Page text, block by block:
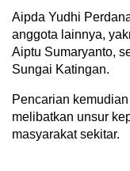
Aipda Yudhi
anggota lainnya,
Aiptu Sumaryanto,
Sungai Katingan.
Pencarian
melibatkan unsur
masyarakat sekitar.